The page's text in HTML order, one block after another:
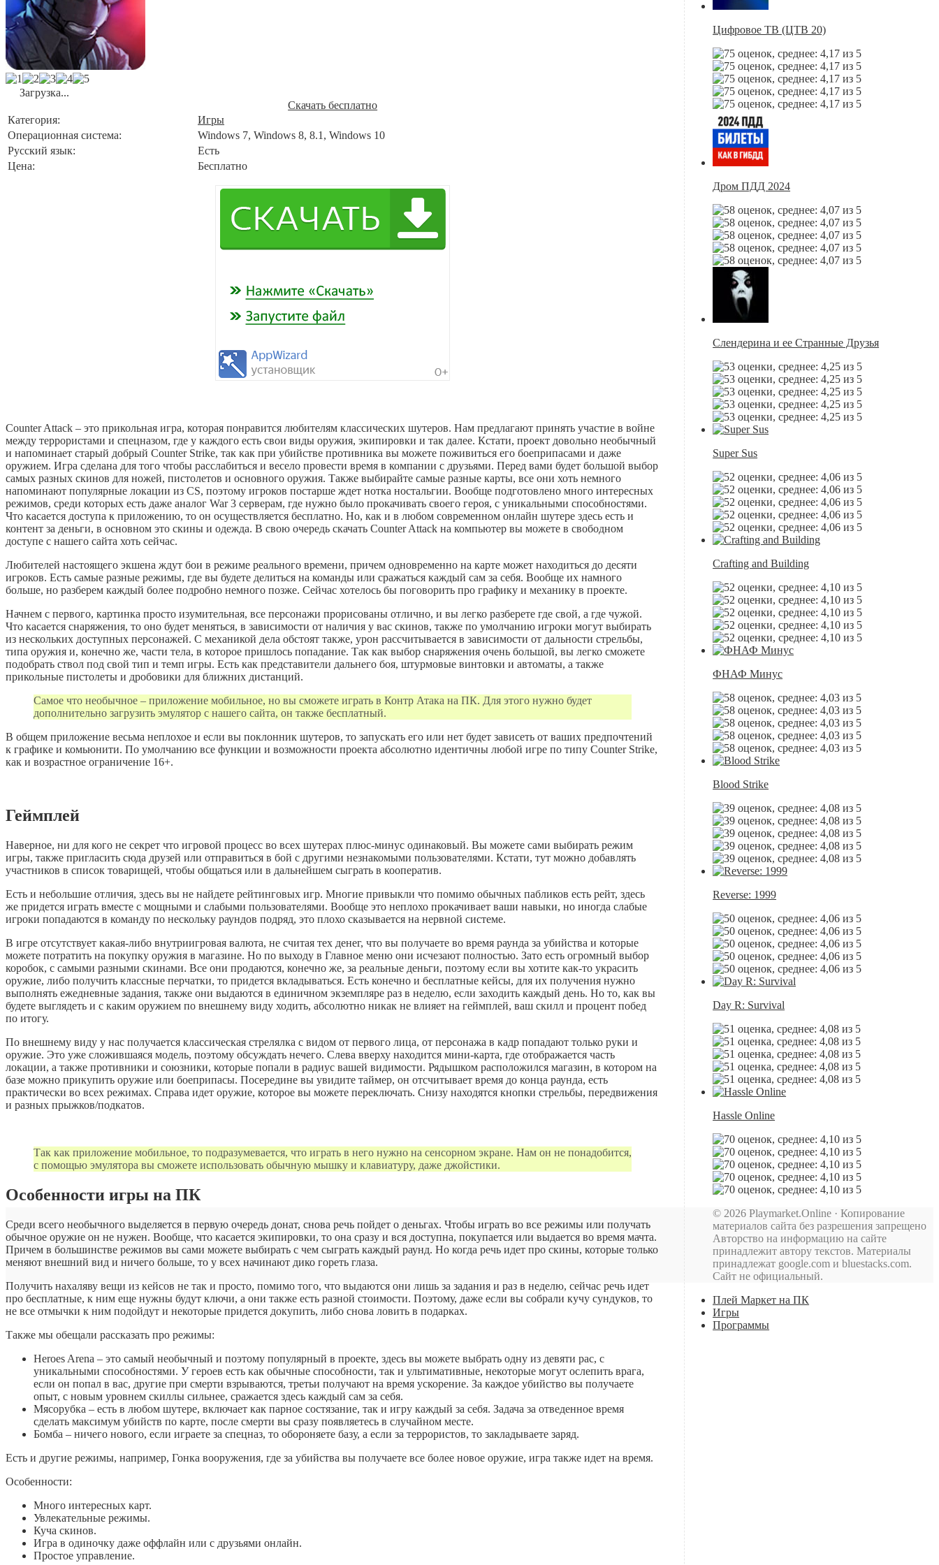
Загрузка...
Скачать бесплатно
Категория:
Игры
Операционная система:
Windows 7, Windows 8, 8.1, Windows 10
Русский язык:
Есть
Цена:
Бесплатно
Counter Attack – это прикольная игра, которая понравится любителям классических шутеров. Нам предлагают принять участие в войне
между террористами и спецназом, где у каждого есть свои виды оружия, экипировки и так далее. Кстати, проект довольно необычный
и напоминает старый добрый Counter Strike, так как при убийстве противника вы можете поживиться его боеприпасами и даже
оружием. Игра сделана для того чтобы расслабиться и весело провести время в компании с друзьями. Перед вами будет большой выбор
самых разных скинов для ножей, пистолетов и основного оружия. Также выбирайте самые разные карты, все они хоть немного
напоминают популярные локации из CS, поэтому игроков постарше ждет нотка ностальгии. Вообще подготовлено много интересных
режимов, среди которых есть даже аналог War 3 серверам, где нужно было прокачивать своего героя, с уникальными способностями.
Что касается доступа к приложению, то он осуществляется бесплатно. Но, как и в любом современном онлайн шутере здесь есть и
контент за деньги, в основном это скины и одежда. В свою очередь скачать Counter Attack на компьютер вы можете в свободном
доступе с нашего сайта хоть сейчас.
Любителей настоящего экшена ждут бои в режиме реального времени, причем одновременно на карте может находиться до десяти
игроков. Есть самые разные режимы, где вы будете делиться на команды или сражаться каждый сам за себя. Вообще их намного
больше, но разберем каждый более подробно немного позже. Сейчас хотелось бы поговорить про графику и механику в проекте.
Начнем с первого, картинка просто изумительная, все персонажи прорисованы отлично, и вы легко разберете где свой, а где чужой.
Что касается снаряжения, то оно будет меняться, в зависимости от наличия у вас скинов, также по умолчанию игроки могут выбирать
из нескольких доступных персонажей. С механикой дела обстоят также, урон рассчитывается в зависимости от дальности стрельбы,
типа оружия и, конечно же, части тела, в которое пришлось попадание. Так как выбор снаряжения очень большой, вы легко сможете
подобрать ствол под свой тип и темп игры. Есть как представители дальнего боя, штурмовые винтовки и автоматы, а также
прикольные пистолеты и дробовики для ближних дистанций.
Самое что необычное – приложение мобильное, но вы сможете играть в Контр Атака на ПК. Для этого нужно будет
дополнительно загрузить эмулятор с нашего сайта, он также бесплатный.
В общем приложение весьма неплохое и если вы поклонник шутеров, то запускать его или нет будет зависеть от ваших предпочтений
к графике и комьюнити. По умолчанию все функции и возможности проекта абсолютно идентичны любой игре по типу Counter Strike,
как и возрастное ограничение 16+.
Геймплей
Наверное, ни для кого не секрет что игровой процесс во всех шутерах плюс-минус одинаковый. Вы можете сами выбирать режим
игры, также пригласить сюда друзей или отправиться в бой с другими незнакомыми пользователями. Кстати, тут можно добавлять
участников в список товарищей, чтобы общаться или в дальнейшем сыграть в кооператив.
Есть и небольшие отличия, здесь вы не найдете рейтинговых игр. Многие привыкли что помимо обычных пабликов есть рейт, здесь
же придется играть вместе с мощными и слабыми пользователями. Вообще это неплохо прокачивает ваши навыки, но иногда слабые
игроки попадаются в команду по нескольку раундов подряд, это плохо сказывается на нервной системе.
В игре отсутствует какая-либо внутриигровая валюта, не считая тех денег, что вы получаете во время раунда за убийства и которые
можете потратить на покупку оружия в магазине. Но по выходу в Главное меню они исчезают полностью. Зато есть огромный выбор
коробок, с самыми разными скинами. Все они продаются, конечно же, за реальные деньги, поэтому если вы хотите как-то украсить
оружие, либо получить классные перчатки, то придется вкладываться. Есть конечно и бесплатные кейсы, для их получения нужно
выполнять ежедневные задания, также они выдаются в единичном экземпляре раз в неделю, если заходить каждый день. Но то, как вы
будете выглядеть и с каким оружием по внешнему виду ходить, абсолютно никак не влияет на геймплей, ваш скилл и процент побед
по итогу.
По внешнему виду у нас получается классическая стрелялка с видом от первого лица, от персонажа в кадр попадают только руки и
оружие. Это уже сложившаяся модель, поэтому обсуждать нечего. Слева вверху находится мини-карта, где отображается часть
локации, а также противники и союзники, которые попали в радиус вашей видимости. Рядышком расположился магазин, в котором на
базе можно прикупить оружие или боеприпасы. Посередине вы увидите таймер, он отсчитывает время до конца раунда, есть
практически во всех режимах. Справа идет оружие, которое вы можете переключать. Снизу находятся кнопки стрельбы, передвижения
и разных прыжков/подкатов.
Так как приложение мобильное, то подразумевается, что играть в него нужно на сенсорном экране. Нам он не понадобится,
с помощью эмулятора вы сможете использовать обычную мышку и клавиатуру, даже джойстики.
Особенности игры на ПК
Среди всего необычного выделяется в первую очередь донат, снова речь пойдет о деньгах. Чтобы играть во все режимы или получать
обычное оружие он не нужен. Вообще, что касается экипировки, то она сразу и вся доступна, покупается или выдается во время мачта.
Причем в большинстве режимов вы сами можете выбирать с чем сыграть каждый раунд. Но когда речь идет про скины, которые только
меняют внешний вид и ничего больше, то у всех начинают дико гореть глаза.
Получить нахаляву вещи из кейсов не так и просто, помимо того, что выдаются они лишь за задания и раз в неделю, сейчас речь идет
про бесплатные, к ним еще нужны будут ключи, а они также есть разной стоимости. Поэтому, даже если вы собрали кучу сундуков, то
не все отмычки к ним подойдут и некоторые придется докупить, либо снова ловить в подарках.
Также мы обещали рассказать про режимы:
Heroes Arena – это самый необычный и поэтому популярный в проекте, здесь вы можете выбрать одну из девяти рас, с
уникальными способностями. У героев есть как обычные способности, так и ультимативные, некоторые могут ослепить врага,
если он попал в вас, другие при смерти взрываются, третьи получают на время ускорение. За каждое убийство вы получаете
опыт, с новым уровнем скиллы сильнее, сражается здесь каждый сам за себя.
Мясорубка – есть в любом шутере, включает как парное состязание, так и игру каждый за себя. Задача за отведенное время
сделать максимум убийств по карте, после смерти вы сразу появляетесь в случайном месте.
Бомба – ничего нового, если играете за спецназ, то обороняете базу, а если за террористов, то закладываете заряд.
Есть и другие режимы, например, Гонка вооружения, где за убийства вы получаете все более новое оружие, игра также идет на время.
Особенности:
Много интересных карт.
Увлекательные режимы.
Куча скинов.
Игра в одиночку даже оффлайн или с друзьями онлайн.
Простое управление.
Цифровое ТВ (ЦТВ 20)
Дром ПДД 2024
Слендерина и ее Странные Друзья
Super Sus
Crafting and Building
ФНАФ Минус
Blood Strike
Reverse: 1999
Day R: Survival
Hassle Online
© 2026 Playmarket.Online · Копирование
материалов сайта без разрешения запрещено
Авторство на информацию на сайте
принадлежит автору текстов. Материалы
принадлежат google.com и bluestacks.com.
Сайт не официальный.
Плей Маркет на ПК
Игры
Программы